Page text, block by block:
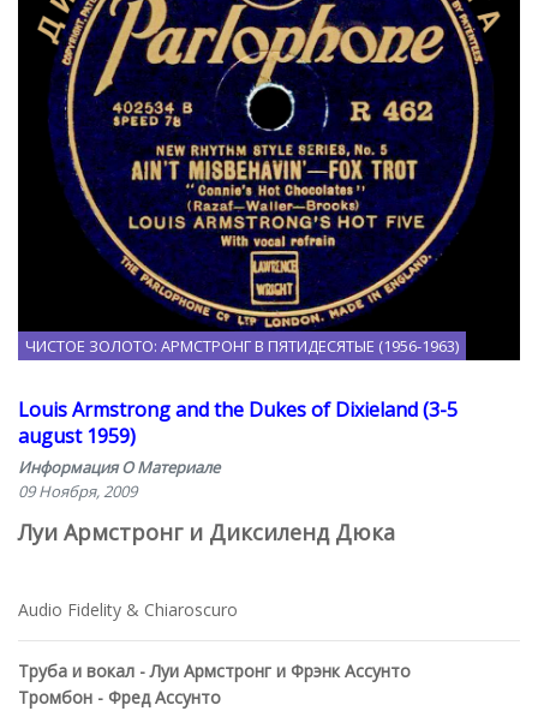
ЧИСТОЕ ЗОЛОТО: АРМСТРОНГ В ПЯТИДЕСЯТЫЕ (1956-1963)
Louis Armstrong and the Dukes of Dixieland (3-5
august 1959)
Информация О Материале
09 Ноября, 2009
Луи Армстронг и Диксиленд Дюка
Audio Fidelity & Chiaroscuro
Труба и вокал - Луи Армстронг и Фрэнк Ассунто
Тромбон - Фред Ассунто